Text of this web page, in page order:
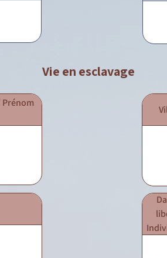
Vie en esclavage
Prénom